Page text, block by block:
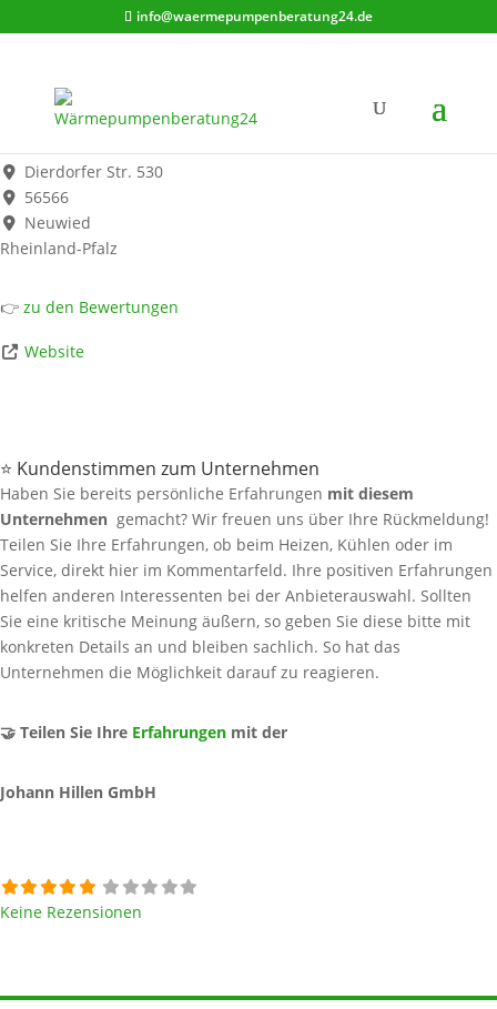
info@waermepumpenberatung24.de
Johann Hillen GmbH
Werbung*
Dierdorfer Str. 530
56566
Neuwied
Rheinland-Pfalz
👉 zu den Bewertungen
Website
⭐ Kundenstimmen zum Unternehmen
Haben Sie bereits persönliche Erfahrungen mit diesem
Unternehmen gemacht? Wir freuen uns über Ihre Rückmeldung!
Teilen Sie Ihre Erfahrungen, ob beim Heizen, Kühlen oder im
Service, direkt hier im Kommentarfeld. Ihre positiven Erfahrungen
helfen anderen Interessenten bei der Anbieterauswahl. Sollten
Sie eine kritische Meinung äußern, so geben Sie diese bitte mit
konkreten Details an und bleiben sachlich. So hat das
Unternehmen die Möglichkeit darauf zu reagieren.
🤝 Teilen Sie Ihre Erfahrungen mit der
Johann Hillen GmbH
Keine Rezensionen